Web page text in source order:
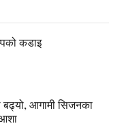
कडाइ
आगामी सिजनका